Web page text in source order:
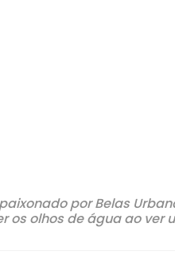
por Belas
olhos de água ao ver